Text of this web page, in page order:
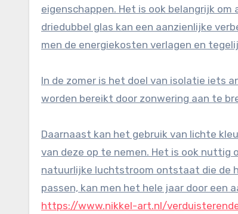
eigenschappen. Het is ook belangrijk
driedubbel glas kan een aanzienlijke
men de energiekosten verlagen en
In de zomer is het doel van isolatie iets
worden bereikt door zonwering aan te
Daarnaast kan het gebruik van lichte
van deze op te nemen. Het is ook
natuurlijke luchtstroom ontstaat die de
passen, kan men het hele jaar door een
https://www.nikkel-art.nl/